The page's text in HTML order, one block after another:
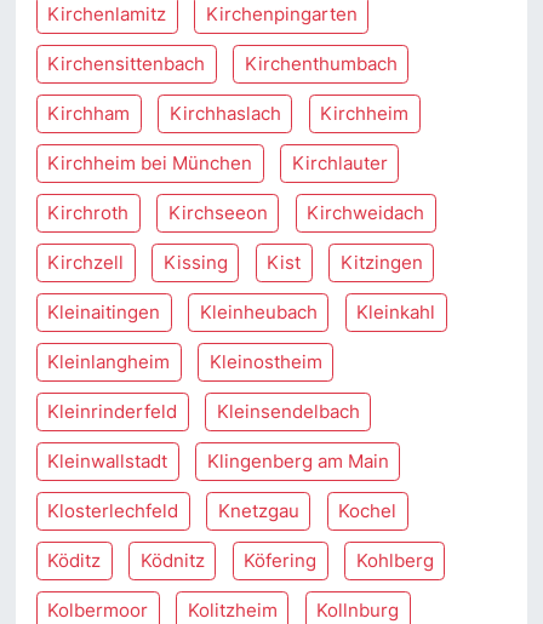
Kirchenlamitz Kirchenpingarten
Kirchensittenbach Kirchenthumbach
Kirchham Kirchhaslach Kirchheim
Kirchheim bei München Kirchlauter
Kirchroth Kirchseeon Kirchweidach
Kirchzell Kissing Kist Kitzingen
Kleinaitingen Kleinheubach Kleinkahl
Kleinlangheim Kleinostheim
Kleinrinderfeld Kleinsendelbach
Kleinwallstadt Klingenberg am Main
Klosterlechfeld Knetzgau Kochel
Köditz Ködnitz Köfering Kohlberg
Kolbermoor Kolitzheim Kollnburg